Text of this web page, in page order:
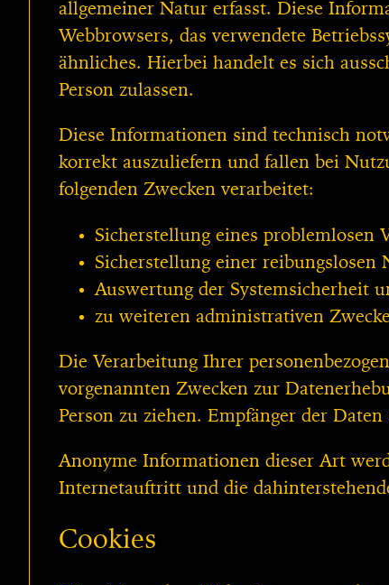
allgemeiner Natur erfasst. Diese
Webbrowsers, das verwendete
ähnliches. Hierbei handelt es sich
Person zulassen.
Diese Informationen sind technisch
korrekt auszuliefern und fallen bei
folgenden Zwecken verarbeitet:
Sicherstellung eines problemlosen
Sicherstellung einer reibungslosen
Auswertung der Systemsicherheit
zu weiteren administrativen
Die Verarbeitung Ihrer
vorgenannten Zwecken zur
Person zu ziehen. Empfänger der
Anonyme Informationen dieser Art
Internetauftritt und die
Cookies